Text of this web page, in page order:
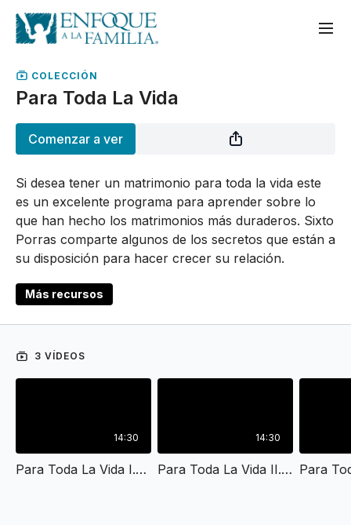
COLECCIÓN
Para Toda La Vida
Comenzar a ver
Si desea tener un matrimonio para toda la vida este
es un excelente programa para aprender sobre lo
que han hecho los matrimonios más duraderos. Sixto
Porras comparte algunos de los secretos que están a
su disposición para hacer crecer su relación.
Más recursos
3 VÍDEOS
14:30
Para Toda La Vida I.mov
14:30
Para Toda La Vida II.mov